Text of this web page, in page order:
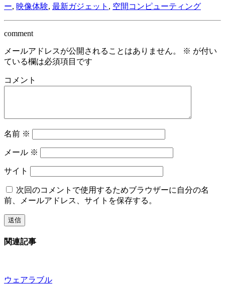
ー, 映像体験, 最新ガジェット , 空間コンピューティング
comment
メールアドレスが公開されることはありません。 ※ が付い
ている欄は必須項目です
コメント
名前 ※
メール ※
サイト
次回のコメントで使用するためブラウザーに自分の名
前、メールアドレス、サイトを保存する。
関連記事
ウェアラブル